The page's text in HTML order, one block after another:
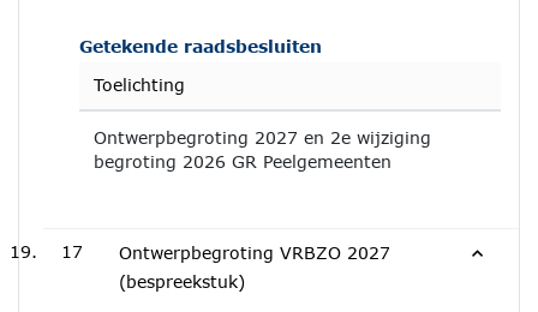
Getekende raadsbesluiten
Toelichting
Ontwerpbegroting 2027 en 2e wijziging
begroting 2026 GR Peelgemeenten
17
Ontwerpbegroting VRBZO 2027
(bespreekstuk)